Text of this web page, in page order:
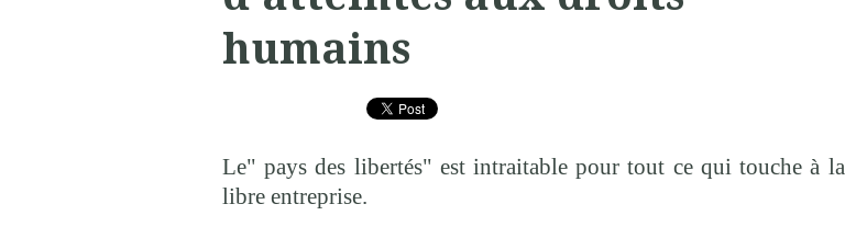
humains
Le" pays des libertés" est intraitable pour tout ce qui touche à la
libre entreprise.